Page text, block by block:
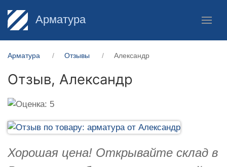
Арматура
Арматура Отзывы Александр
Отзыв, Александр
Хорошая цена! Открывайте склад в